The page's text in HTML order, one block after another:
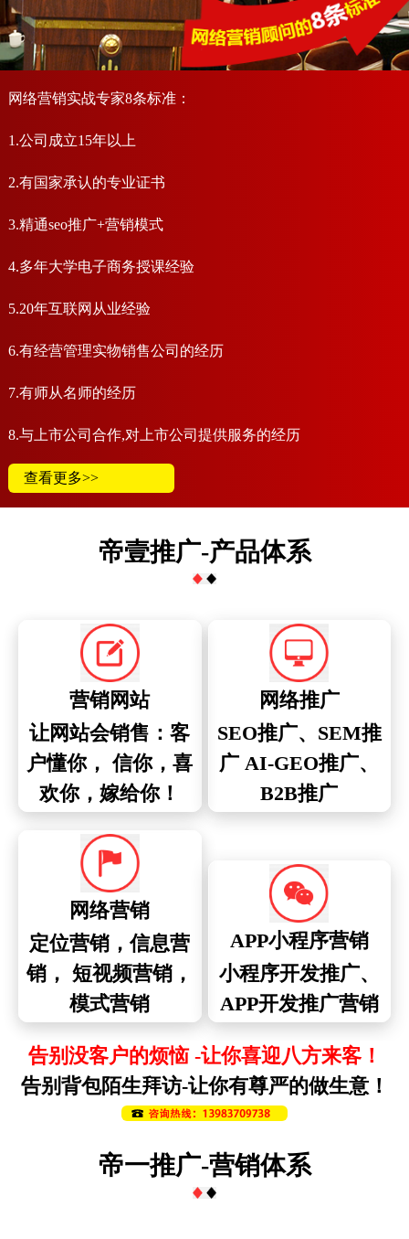
网络营销实战专家8条标准：
1.公司成立15年以上
2.有国家承认的专业证书
3.精通seo推广+营销模式
4.多年大学电子商务授课经验
5.20年互联网从业经验
6.有经营管理实物销售公司的经历
7.有师从名师的经历
8.与上市公司合作,对上市公司提供服务的经历
查看更多>>
帝壹推广-产品体系
营销网站
让网站会销售：客
户懂你， 信你，喜
欢你，嫁给你！
网络推广
SEO推广、SEM推
广 AI-GEO推广、
B2B推广
网络营销
定位营销，信息营
销， 短视频营销，
模式营销
APP小程序营销
小程序开发推广、
APP开发推广营销
告别没客户的烦恼 -让你喜迎八方来客！
告别背包陌生拜访-让你有尊严的做生意！
帝一推广-营销体系